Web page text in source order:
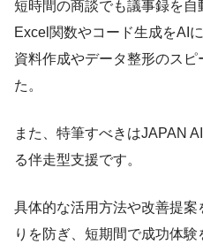
短時間の商談でも議事録を自
Excel関数やコード生成をAI
資料作成やデータ整形のス
た。
また、特筆すべきはJAPAN
る伴走型支援です。
具体的な活用方法や改善提
りを防ぎ、短期間で成功体